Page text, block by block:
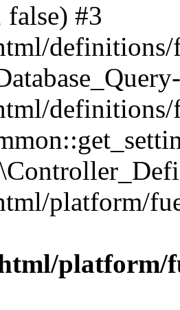
#3
definitions/
definitions/
platform/
platform/